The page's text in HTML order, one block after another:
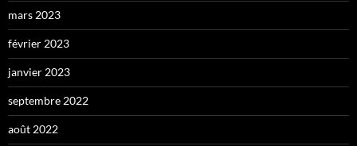
mars 2023
février 2023
janvier 2023
septembre 2022
août 2022